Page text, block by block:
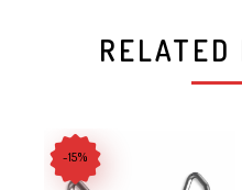
RELATED
-15%